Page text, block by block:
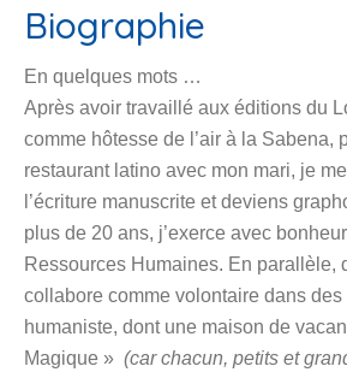
Biographie
En quelques mots …
Après avoir travaillé aux éditions du
comme hôtesse de l’air à la Sabena,
restaurant latino avec mon mari, je
l’écriture manuscrite et deviens
plus de 20 ans, j’exerce avec
Ressources Humaines. En parallèle,
collabore comme volontaire dans des
humaniste, dont une maison de
Magique » (car chacun, petits et